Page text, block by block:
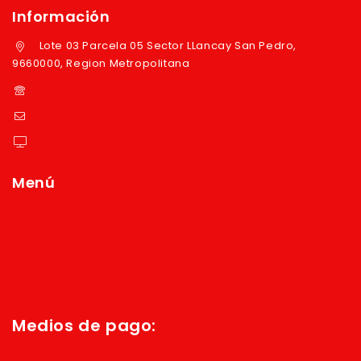
Información
Lote 03 Parcela 05 Sector LLancay San Pedro,
9660000, Region Metropolitana
Menú
Medios de pago: